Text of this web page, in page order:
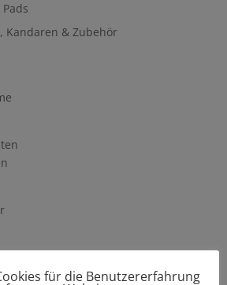
Kandaren & Zubehör
für die Benutzererfahrung